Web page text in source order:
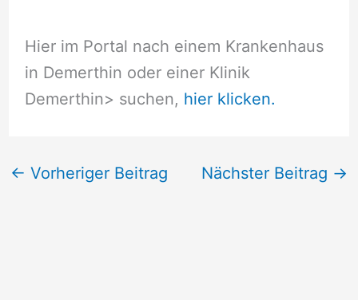
Hier im Portal nach einem Krankenhaus
in Demerthin oder einer Klinik
Demerthin> suchen, hier klicken.
← Vorheriger Beitrag Nächster Beitrag →